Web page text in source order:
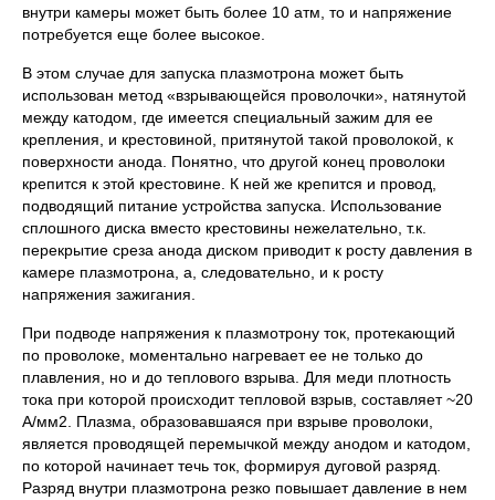
внутри камеры может быть более 10 атм, то и напряжение
потребуется еще более высокое.
В этом случае для запуска плазмотрона может быть
использован метод «взрывающейся проволочки», натянутой
между катодом, где имеется специальный зажим для ее
крепления, и крестовиной, притянутой такой проволокой, к
поверхности анода. Понятно, что другой конец проволоки
крепится к этой крестовине. К ней же крепится и провод,
подводящий питание устройства запуска. Использование
сплошного диска вместо крестовины нежелательно, т.к.
перекрытие среза анода диском приводит к росту давления в
камере плазмотрона, а, следовательно, и к росту
напряжения зажигания.
При подводе напряжения к плазмотрону ток, протекающий
по проволоке, моментально нагревает ее не только до
плавления, но и до теплового взрыва. Для меди плотность
тока при которой происходит тепловой взрыв, составляет ~20
А/мм2. Плазма, образовавшаяся при взрыве проволоки,
является проводящей перемычкой между анодом и катодом,
по которой начинает течь ток, формируя дуговой разряд.
Разряд внутри плазмотрона резко повышает давление в нем